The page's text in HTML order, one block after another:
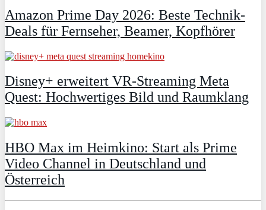
Amazon Prime Day 2026: Beste Technik-
Deals für Fernseher, Beamer, Kopfhörer
Disney+ erweitert VR‑Streaming Meta
Quest: Hochwertiges Bild und Raumklang
HBO Max im Heimkino: Start als Prime
Video Channel in Deutschland und
Österreich